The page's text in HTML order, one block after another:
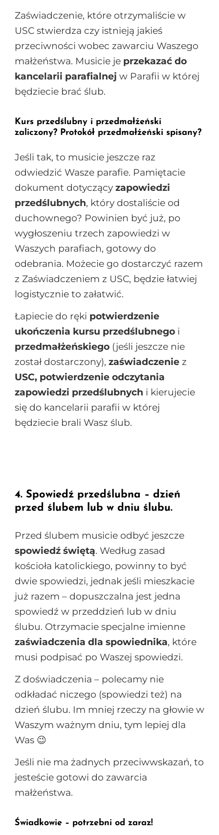
Zaświadczenie, które otrzymaliście w
USC stwierdza czy istnieją jakieś
przeciwności wobec zawarciu Waszego
małżeństwa. Musicie je przekazać do
kancelarii parafialnej w Parafii w której
będziecie brać ślub.
Kurs przedślubny i przedmałżeński
zaliczony? Protokół przedmałżeński spisany?
Jeśli tak, to musicie jeszcze raz
odwiedzić Wasze parafie. Pamiętacie
dokument dotyczący zapowiedzi
przedślubnych, który dostaliście od
duchownego? Powinien być już, po
wygłoszeniu trzech zapowiedzi w
Waszych parafiach, gotowy do
odebrania. Możecie go dostarczyć razem
z Zaświadczeniem z USC, będzie łatwiej
logistycznie to załatwić.
Łapiecie do ręki potwierdzenie
ukończenia kursu przedślubnego i
przedmałżeńskiego (jeśli jeszcze nie
został dostarczony), zaświadczenie z
USC, potwierdzenie odczytania
zapowiedzi przedślubnych i kierujecie
się do kancelarii parafii w której
będziecie brali Wasz ślub.
4. Spowiedź przedślubna – dzień
przed ślubem lub w dniu ślubu.
Przed ślubem musicie odbyć jeszcze
spowiedź świętą. Według zasad
kościoła katolickiego, powinny to być
dwie spowiedzi, jednak jeśli mieszkacie
już razem – dopuszczalna jest jedna
spowiedź w przeddzień lub w dniu
ślubu. Otrzymacie specjalne imienne
zaświadczenia dla spowiednika, które
musi podpisać po Waszej spowiedzi.
Z doświadczenia – polecamy nie
odkładać niczego (spowiedzi też) na
dzień ślubu. Im mniej rzeczy na głowie w
Waszym ważnym dniu, tym lepiej dla
Was 😉
Jeśli nie ma żadnych przeciwwskazań, to
jesteście gotowi do zawarcia
małżeństwa.
Świadkowie – potrzebni od zaraz!